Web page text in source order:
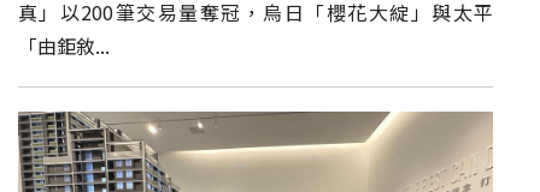
真」以200筆交易量奪冠，烏日「櫻花大綻」與太平
「由鉅敘...